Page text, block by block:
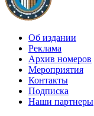
Об издании
Реклама
Архив номеров
Мероприятия
Контакты
Подписка
Наши партнеры